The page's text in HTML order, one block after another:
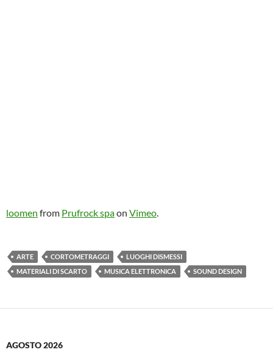
loomen from Prufrock spaon Vimeo.
ARTE CORTOMETRAGGI
LUOGHI DISMESSI
MATERIALI DI SCARTO
MUSICA ELETTRONICA SOUND DESIGN
AGOSTO 2026